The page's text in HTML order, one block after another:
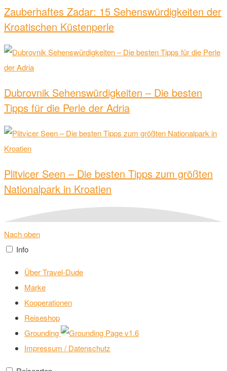
Zauberhaftes Zadar: 15 Sehenswürdigkeiten der
Kroatischen Küstenperle
Dubrovnik Sehenswürdigkeiten – Die besten
Tipps für die Perle der Adria
Plitvicer Seen – Die besten Tipps zum größten
Nationalpark in Kroatien
Nach oben
Info
Über Travel-Dude
Marke
Kooperationen
Reiseshop
Grounding
v1.6
Impressum / Datenschutz